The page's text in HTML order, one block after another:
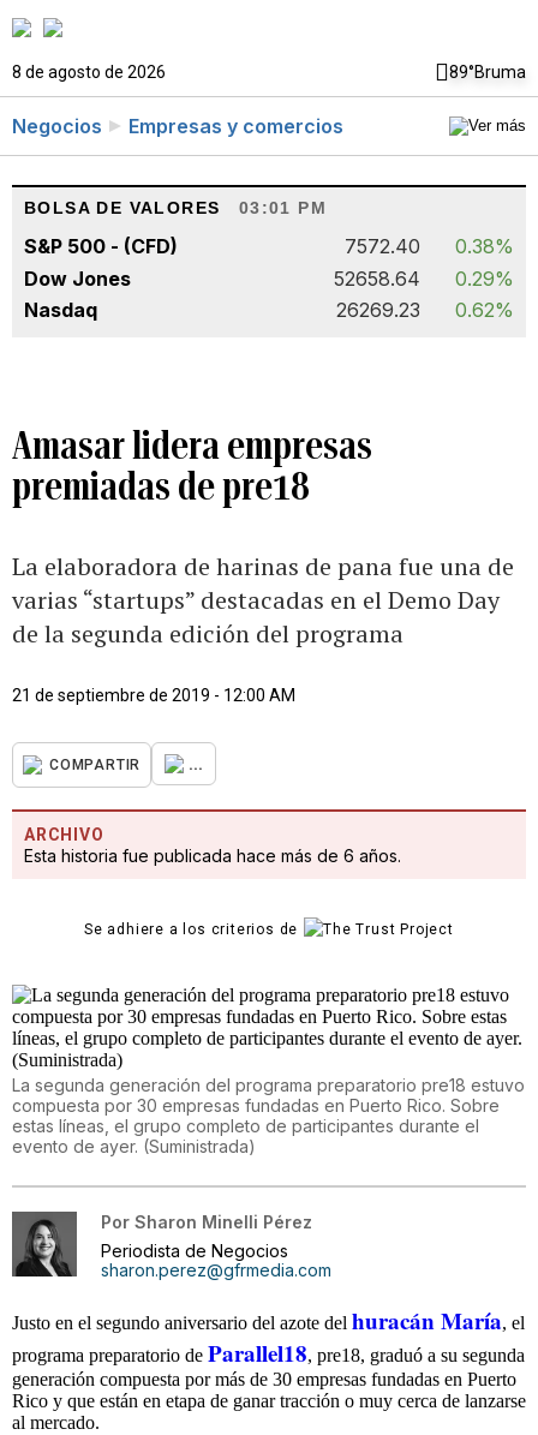
8 de agosto de 2026 89°Bruma
Negocios Empresas y comercios
BOLSA DE VALORES 03:01 PM
S&P 500 - (CFD) 7572.40
0.38%
Dow Jones
52658.64
0.29%
Nasdaq
26269.23 0.62%
Amasar lidera empresas
premiadas de pre18
La elaboradora de harinas de pana fue una de
varias “startups” destacadas en el Demo Day
de la segunda edición del programa
21 de septiembre de 2019 - 12:00 AM
COMPARTIR ...
ARCHIVO
Esta historia fue publicada hace más de 6 años.
Se adhiere a los criterios de
La segunda generación del programa preparatorio pre18 estuvo
compuesta por 30 empresas fundadas en Puerto Rico. Sobre
estas líneas, el grupo completo de participantes durante el
evento de ayer. (Suministrada)
Por Sharon Minelli Pérez
Periodista de Negocios
sharon.perez@gfrmedia.com
Justo en el segundo aniversario del azote del huracán María, el
programa preparatorio de Parallel18, pre18, graduó a su segunda
generación compuesta por más de 30 empresas fundadas en Puerto
Rico y que están en etapa de ganar tracción o muy cerca de lanzarse
al mercado.